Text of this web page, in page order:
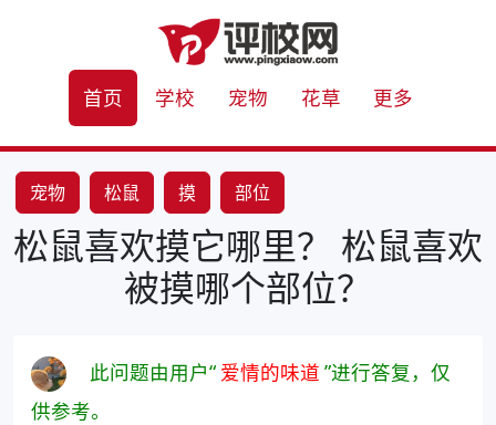
首页 学校 宠物 花草 更多
宠物 松鼠 摸 部位
松鼠喜欢摸它哪里？ 松鼠喜欢
被摸哪个部位？
此问题由用户“ 爱情的味道 ”进行答复，仅
供参考。